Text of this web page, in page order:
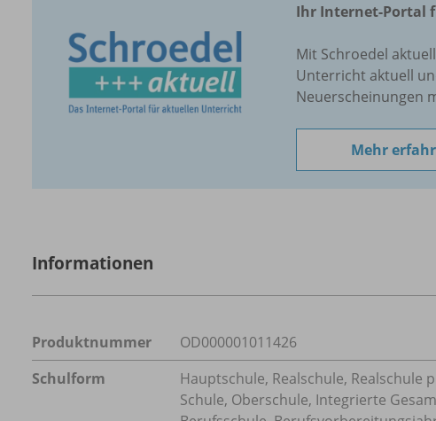
Ihr Internet-Portal
Mit Schroedel
Unterricht aktuell
Neuerscheinungen
Mehr
Informationen
Produktnummer
OD000001011426
Schulform
Hauptschule, Realschule, Realschule
Schule, Oberschule, Integrierte